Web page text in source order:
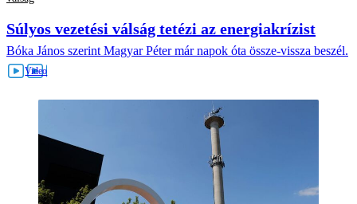
Súlyos vezetési válság tetézi az energiakrízist
Bóka János szerint Magyar Péter már napok óta össze-vissza beszél.